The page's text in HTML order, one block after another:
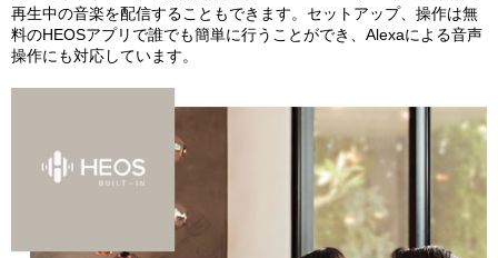
再生中の音楽を配信することもできます。セットアップ、操作は無
料のHEOSアプリで誰でも簡単に行うことができ、Alexaによる音声
操作にも対応しています。